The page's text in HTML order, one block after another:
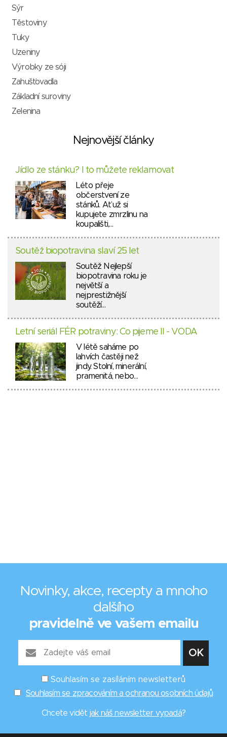
Sýr
Těstoviny
Tuky
Uzeniny
Výrobky ze sóji
Zahušťovadla
Základní suroviny
Zelenina
Nejnovější články
Jídlo ze stánku? I to můžete reklamovat
Léto přeje
občerstvení ze
stánků. Ať už si
kupujete zmrzlinu na
koupališti,…
Soutěž biopotravina slaví 25 let
Soutěž Nejlepší
biopotravina roku je
největší a
nejprestižnější
soutěží…
Letní seriál FÉR potraviny: Co pijeme II - VODA
V létě saháme po
lahvích častěji než
jindy. Stolní, minerální,
pramenitá, nebo…
Novinky, akce, recepty a mnoho
dalšího
pravidelně ve vašem emailu
Souhlasím se zasíláním newsletterů
Souhlasím se zpracováním a ochranou osobních údajů
Chcete vidět jak náš newsletter vypadá?